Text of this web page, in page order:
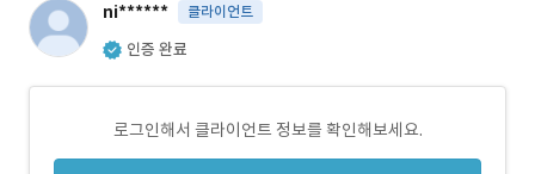
ni****** 클라이언트
인증 완료
로그인해서 클라이언트 정보를 확인해보세요.